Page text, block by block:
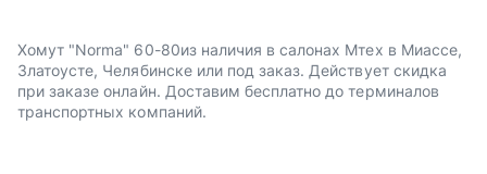
Хомут "Norma" 60-80из наличия в салонах Мтех в Миассе,
Златоусте, Челябинске или под заказ. Действует скидка
при заказе онлайн. Доставим бесплатно до терминалов
транспортных компаний.